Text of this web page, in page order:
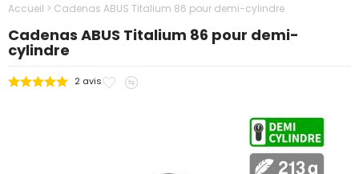
Accueil Cadenas ABUS Titalium 86 pour demi-cylindre
Cadenas ABUS Titalium 86 pour demi-
cylindre
2 avis
Ajouter